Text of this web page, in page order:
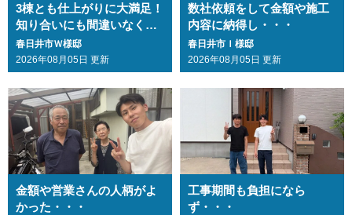
3棟とも仕上がりに大満足！
知り合いにも間違いなくお
勧めします・・・
春日井市Ｗ様邸
2026年08月05日 更新
数社依頼をして金額や施工
内容に納得し・・・
春日井市Ｉ様邸
2026年08月05日 更新
金額や営業さんの人柄がよ
かった・・・
工事期間も負担になら
ず・・・